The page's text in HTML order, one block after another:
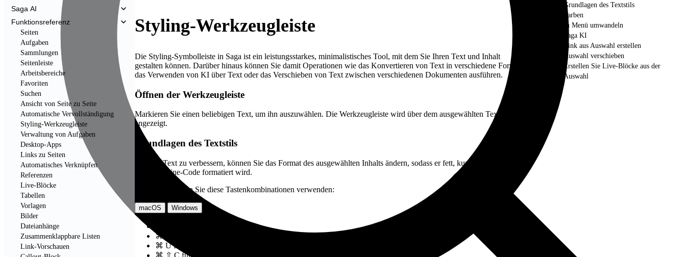
Saga AI
Funktionsreferenz
Seiten
Aufgaben
Sammlungen
Seitenleiste
Arbeitsbereiche
Favoriten
Suchen
Ansicht von Seite zu Seite
Automatische Vervollständigung
Styling-Werkzeugleiste
Verwaltung von Aufgaben
Desktop-Apps
Links zu Seiten
Automatisches Verknüpfen
Referenzen
Live-Blöcke
Tabellen
Vorlagen
Bilder
Dateianhänge
Zusammenklappbare Listen
Link-Vorschauen
Styling-Werkzeugleiste
Die Styling-Symbolleiste in Saga ist ein leistungsstarkes, minimalistisches Tool, mit dem Sie Ihren Text und Inhalt
gestalten können. Darüber hinaus können Sie damit Operationen wie das Konvertieren von Text in verschiedene Formate,
das Verwenden von KI über Text oder das Verschieben von Text zwischen verschiedenen Dokumenten ausführen.
Öffnen der Werkzeugleiste
Markieren Sie einen beliebigen Text, um ihn auszuwählen. Die Werkzeugleiste wird über dem ausgewählten Text
angezeigt.
Grundlagen des Textstils
Um den Text zu verbessern, können Sie das Format des ausgewählten Inhalts ändern, sodass er fett, kursiv, unterstrichen
oder als Inline-Code formatiert wird.
Alternativ können Sie diese Tastenkombinationen verwenden:
macOS Windows
⌘
⌘ Ufür Unterstreichung
⌘ ⇧ C für Inline-Code
Grundlagen des Textstils
Farben
In Menü umwandeln
Saga KI
Link aus Auswahl erstellen
Auswahl verschieben
Erstellen Sie Live-Blöcke aus der
Auswahl